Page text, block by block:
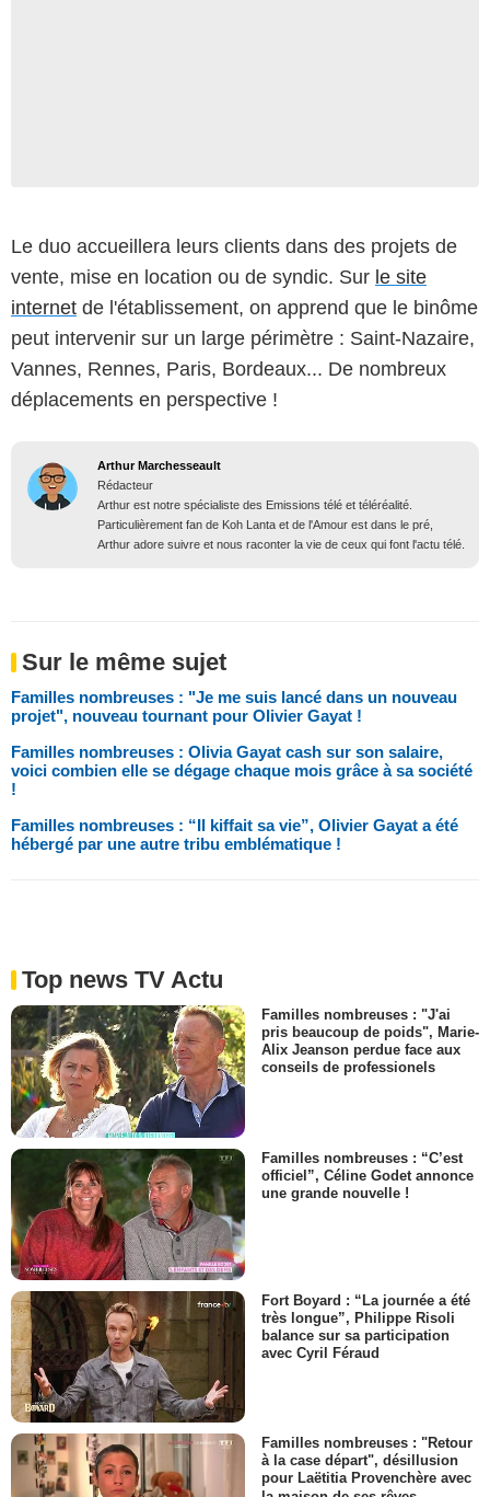
Le duo accueillera leurs clients dans des projets de
vente, mise en location ou de syndic. Sur le site
internet de l'établissement, on apprend que le binôme
peut intervenir sur un large périmètre : Saint-Nazaire,
Vannes, Rennes, Paris, Bordeaux... De nombreux
déplacements en perspective !
Arthur Marchesseault
Rédacteur
Arthur est notre spécialiste des Emissions télé et téléréalité.
Particulièrement fan de Koh Lanta et de l'Amour est dans le pré,
Arthur adore suivre et nous raconter la vie de ceux qui font l'actu télé.
Sur le même sujet
Familles nombreuses : "Je me suis lancé dans un nouveau
projet", nouveau tournant pour Olivier Gayat !
Familles nombreuses : Olivia Gayat cash sur son salaire,
voici combien elle se dégage chaque mois grâce à sa société
!
Familles nombreuses : “Il kiffait sa vie”, Olivier Gayat a été
hébergé par une autre tribu emblématique !
Top news TV Actu
Familles nombreuses : "J'ai
pris beaucoup de poids", Marie-
Alix Jeanson perdue face aux
conseils de professionels
Familles nombreuses : “C’est
officiel”, Céline Godet annonce
une grande nouvelle !
Fort Boyard : “La journée a été
très longue”, Philippe Risoli
balance sur sa participation
avec Cyril Féraud
Familles nombreuses : "Retour
à la case départ", désillusion
pour Laëtitia Provenchère avec